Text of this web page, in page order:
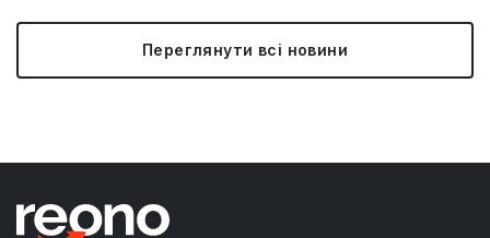
Переглянути всі новини